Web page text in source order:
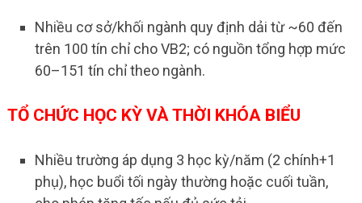
Nhiều cơ sở/khối ngành quy định dải từ ~60 đến
trên 100 tín chỉ cho VB2; có nguồn tổng hợp mức
60–151 tín chỉ theo ngành.
TỔ CHỨC HỌC KỲ VÀ THỜI KHÓA BIỂU
Nhiều trường áp dụng 3 học kỳ/năm (2 chính+1
phụ), học buổi tối ngày thường hoặc cuối tuần,